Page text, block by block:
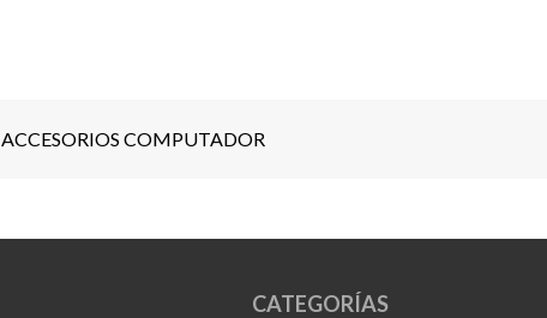
ACCESORIOS COMPUTADOR
CATEGORÍAS